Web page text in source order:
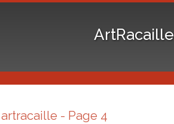
ArtRacaille
artracaille - Page 4